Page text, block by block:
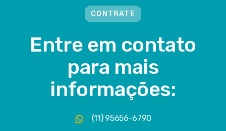
CONTRATE
Entre em contato
para mais
informações:
(11) 95656-6790